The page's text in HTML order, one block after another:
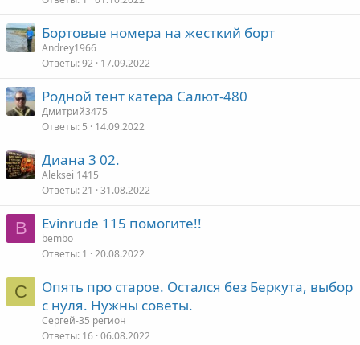
Бортовые номера на жесткий борт
Andrey1966
Ответы 92 17.09.2022
Родной тент катера Салют-480
Дмитрий3475
Ответы 5 14.09.2022
Диана 3 02.
Aleksei 1415
Ответы 21 31.08.2022
B Evinrude 115 помогите!!
bembo
Ответы 1 20.08.2022
С
Опять про старое. Остался без Беркута, выбор
с нуля. Нужны советы.
Сергей-35 регион
Ответы 16 06.08.2022